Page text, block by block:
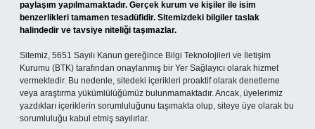
paylaşım yapılmamaktadır. Gerçek kurum ve kişiler ile isim
benzerlikleri tamamen tesadüfidir. Sitemizdeki bilgiler taslak
halindedir ve tavsiye niteliği taşımazlar.
Sitemiz, 5651 Sayılı Kanun gereğince Bilgi Teknolojileri ve İletişim
Kurumu (BTK) tarafından onaylanmış bir Yer Sağlayıcı olarak hizmet
vermektedir. Bu nedenle, sitedeki içerikleri proaktif olarak denetleme
veya araştırma yükümlülüğümüz bulunmamaktadır. Ancak, üyelerimiz
yazdıkları içeriklerin sorumluluğunu taşımakta olup, siteye üye olarak bu
sorumluluğu kabul etmiş sayılırlar.